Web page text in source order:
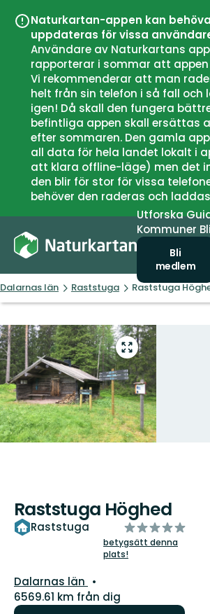
Naturkartan-appen kan behöva
uppdateras för vissa
Användare av Naturkartans
rapporterar i sommar att
Vi rekommenderar att man
helt från sin telefon i så fall och
igen! Då skall den fungera
befintliga appen skall ersättas
efter sommaren. Den gamla
all data för hela landet lokalt i
att klara offline-läge) men det
den blir för stor för vissa
behöver den raderas och
Utforska
Kommuner
Bli
medlem
Dalarnas län Raststuga Raststuga
Gå
till
helskärmsläge
Raststuga Höghed
Raststuga
av
5
stjärnor
betygsätt denna
plats!
Län:
Dalarnas län
6569.61 km från dig